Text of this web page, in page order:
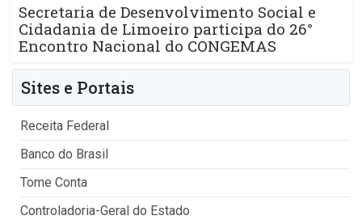
Secretaria de Desenvolvimento Social e
Cidadania de Limoeiro participa do 26°
Encontro Nacional do CONGEMAS
Sites e Portais
Receita Federal
Banco do Brasil
Tome Conta
Controladoria-Geral do Estado